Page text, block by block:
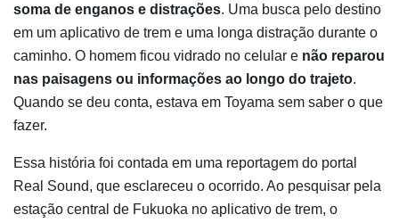
soma de enganos e distrações. Uma busca pelo destino
em um aplicativo de trem e uma longa distração durante o
caminho. O homem ficou vidrado no celular e não reparou
nas paisagens ou informações ao longo do trajeto.
Quando se deu conta, estava em Toyama sem saber o que
fazer.
Essa história foi contada em uma reportagem do portal
Real Sound, que esclareceu o ocorrido. Ao pesquisar pela
estação central de Fukuoka no aplicativo de trem, o